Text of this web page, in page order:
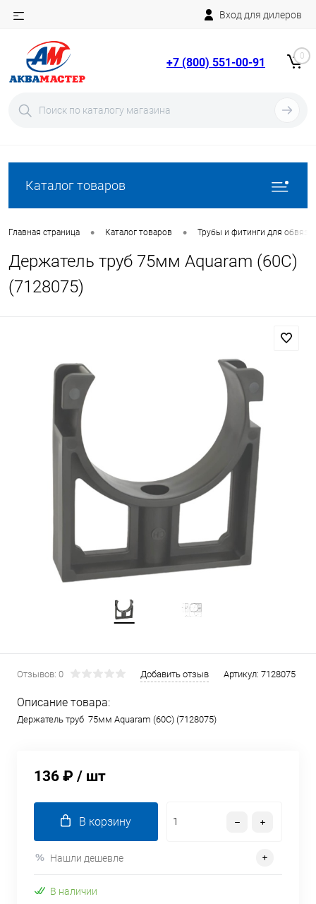
Вход для дилеров
+7 (800) 551-00-91 0
Каталог товаров
Главная страница • Каталог товаров • Трубы и фитинги для
Держатель труб 75мм Aquaram (60C)
(7128075)
Отзывов: 0 Добавить отзыв Артикул: 7128075
Описание товара:
Держатель труб 75мм Aquaram (60C) (7128075)
136 ₽ / шт
В корзину
Нашли дешевле
В наличии